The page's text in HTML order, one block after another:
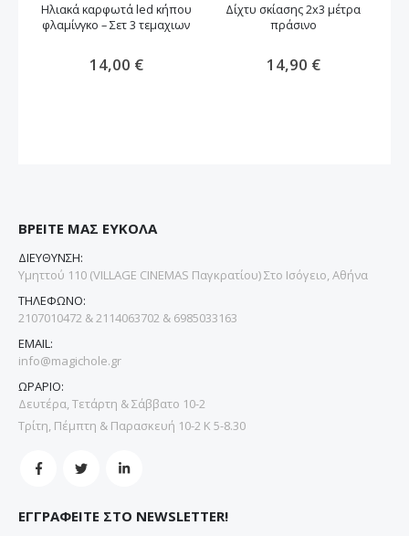
Ηλιακά καρφωτά led κήπου
φλαμίνγκο – Σετ 3 τεμαχιων
14,00 €
Δίχτυ σκίασης 2x3 μέτρα
πράσινο
14,90 €
ΒΡΕΙΤΕ ΜΑΣ ΕΥΚΟΛΑ
ΔΙΕΥΘΥΝΣΗ:
Υμηττού 110 (VILLAGE CINEMAS Παγκρατίου) Στο Ισόγειο, Αθήνα
ΤΗΛΕΦΩΝΟ:
2107010472 & 2114063702 & 6985033163
EMAIL:
info@magichole.gr
ΩΡΑΡΙΟ:
Δευτέρα, Τετάρτη & Σάββατο 10-2
Τρίτη, Πέμπτη & Παρασκευή 10-2 Κ 5-8.30
ΕΓΓΡΑΦΕΙΤΕ ΣΤΟ NEWSLETTER!